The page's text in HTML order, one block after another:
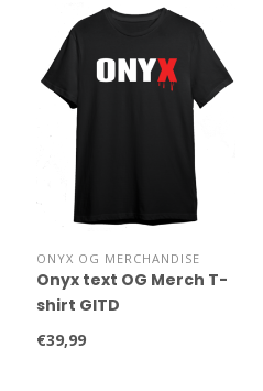
ONYX OG MERCHANDISE
Onyx text OG Merch T-
shirt GITD
€39,99